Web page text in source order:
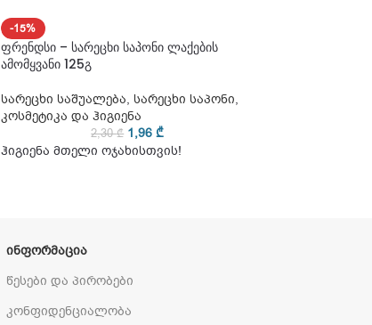
-15%
ფრენდსი – სარეცხი საპონი ლაქების
ამომყვანი 125გ
სარეცხი საშუალება, სარეცხი საპონი,
კოსმეტიკა და ჰიგიენა
2,30₾ 1,96₾
ჰიგიენა მთელი ოჯახისთვის!
ᲘᲜᲤᲝᲠᲛᲐᲪᲘᲐ
წესები და პირობები
კონფიდენციალობა